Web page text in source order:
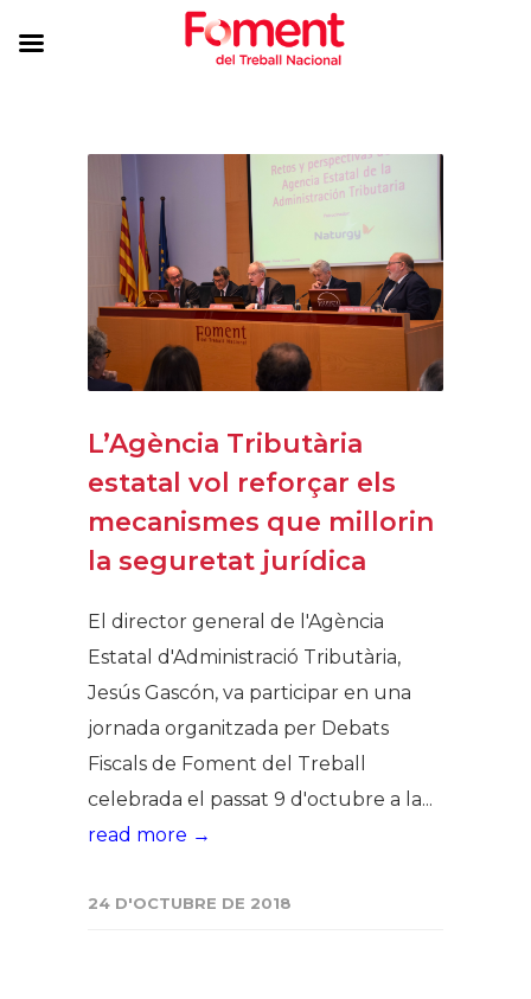
L’Agència Tributària
estatal vol reforçar els
mecanismes que millorin
la seguretat jurídica
El director general de l'Agència
Estatal d'Administració Tributària,
Jesús Gascón, va participar en una
jornada organitzada per Debats
Fiscals de Foment del Treball
celebrada el passat 9 d'octubre a la...
read more →
24 D'OCTUBRE DE 2018